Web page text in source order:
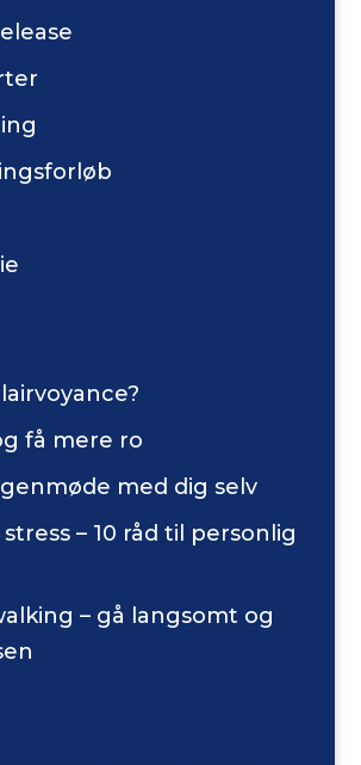
få mere ro
med dig selv
– 10 råd til personlig
– gå langsomt og